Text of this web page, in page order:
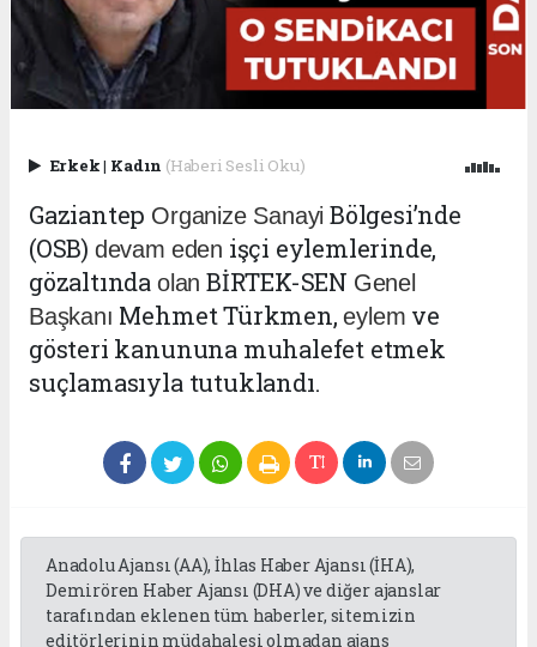
Erkek| Kadın (Haberi Sesli Oku)
Gaziantep Organize Sanayi Bölgesi’nde
(OSB) devam eden işçi eylemlerinde,
gözaltında olan BİRTEK-SEN Genel
Başkanı Mehmet Türkmen,eylem ve
gösteri kanununa muhalefet etmek
suçlamasıyla tutuklandı.
Anadolu Ajansı (AA), İhlas Haber Ajansı (İHA),
Demirören Haber Ajansı (DHA) ve diğer ajanslar
tarafından eklenen tüm haberler, sitemizin
editörlerinin müdahalesi olmadan ajans